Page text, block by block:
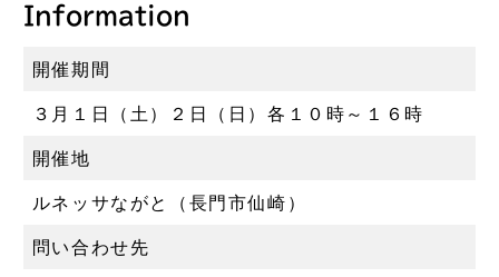
Information
開催期間
３月１日（土）２日（日）各１０時～１６時
開催地
ルネッサながと（長門市仙崎）
問い合わせ先